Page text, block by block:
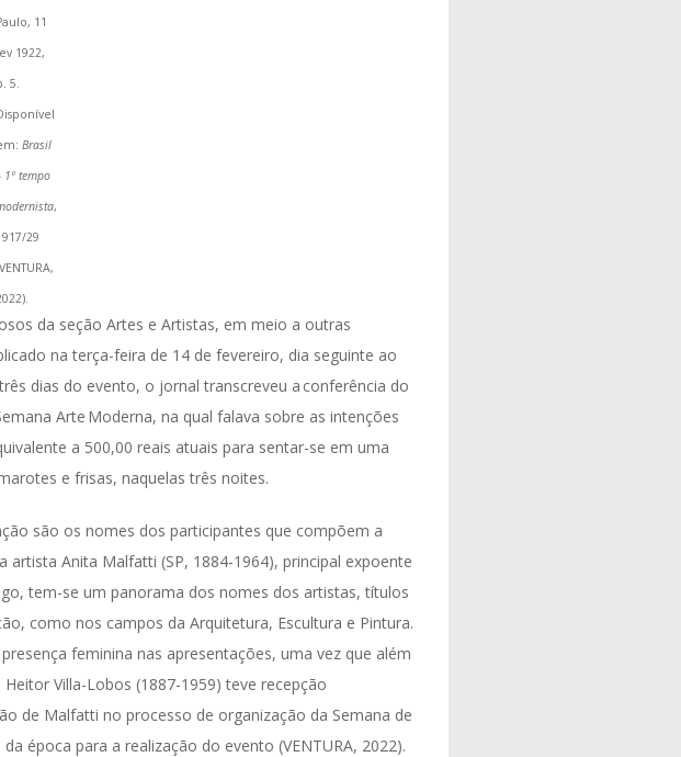
11
1922,
5.
Brasil
1º tempo
,
29
da seção Artes e Artistas, em meio a outras
na terça-feira de 14 de fevereiro, dia seguinte ao
dias do evento, o jornal transcreveu a conferência do
Arte Moderna, na qual falava sobre as intenções
a 500,00 reais atuais para sentar-se em uma
e frisas, naquelas três noites.
são os nomes dos participantes que compõem a
Anita Malfatti (SP, 1884-1964), principal expoente
tem-se um panorama dos nomes dos artistas, títulos
como nos campos da Arquitetura, Escultura e Pintura.
feminina nas apresentações, uma vez que além
Villa-Lobos (1887-1959) teve recepção
de Malfatti no processo de organização da Semana de
época para a realização do evento (VENTURA, 2022).